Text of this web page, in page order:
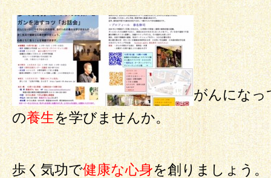
がんになっ
の養生を学びませんか。
歩く気功で健康な心身を創りましょう。